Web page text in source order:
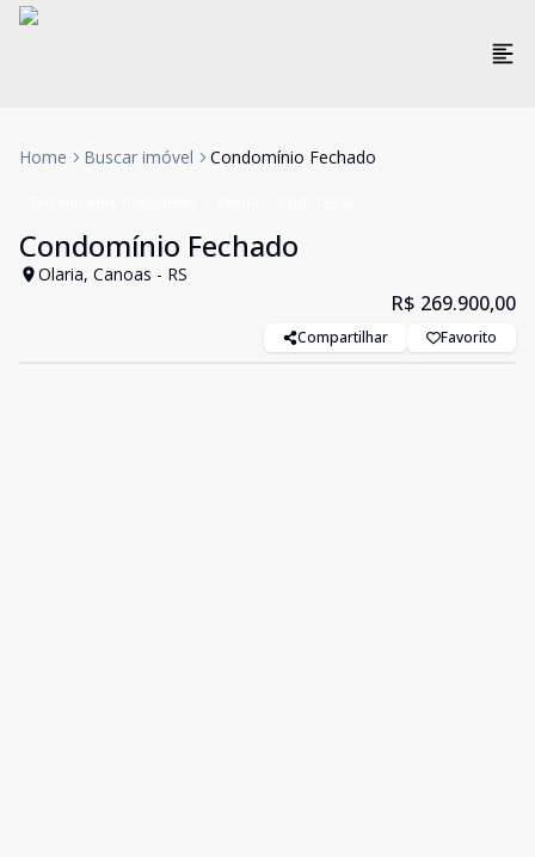
Home Buscar imóvel Condomínio Fechado
Condomínio Fechado
Olaria, Canoas - RS
R$ 269.900,00
Compartilhar Favorito